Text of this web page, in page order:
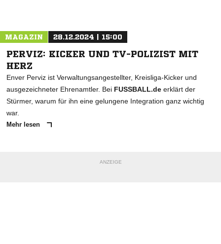
MAGAZIN 28.12.2024 | 15:00
PERVIZ: KICKER UND TV-POLIZIST MIT
HERZ
Enver Perviz ist Verwaltungsangestellter, Kreisliga-Kicker und
ausgezeichneter Ehrenamtler. Bei FUSSBALL.de erklärt der
Stürmer, warum für ihn eine gelungene Integration ganz wichtig
war.
Mehr lesen
ANZEIGE